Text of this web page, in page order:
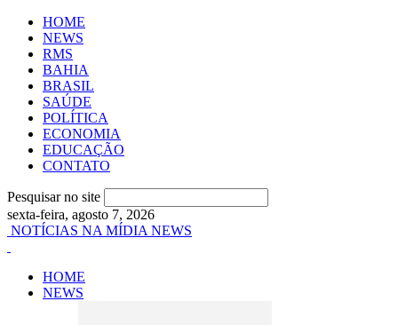
HOME
NEWS
RMS
BAHIA
BRASIL
SAÚDE
POLÍTICA
ECONOMIA
EDUCAÇÃO
CONTATO
Pesquisar no site
sexta-feira, agosto 7, 2026
NOTÍCIAS NA MÍDIA NEWS
HOME
NEWS